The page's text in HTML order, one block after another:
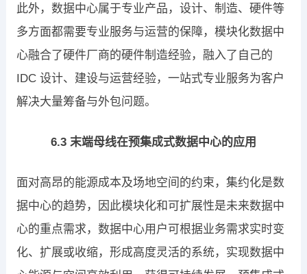
此外，数据中心属于专业产品，设计、制造、硬件等
多方面都需要专业服务与运营的保障，模块化数据中
心融合了硬件厂商的硬件制造经验，融入了自己的
IDC 设计、建设与运营经验，一站式专业服务为客户
解决大量筹备与外包问题。
6.3 末端母线在预集成式数据中心的应用
面对高昂的能源成本及场地空间的约束，集约化是数
据中心的趋势，因此模块化和可扩展性是未来数据中
心的重点需求，数据中心用户可根据业务需求实时变
化、扩展或收缩，形成高度灵活的系统，实现数据中